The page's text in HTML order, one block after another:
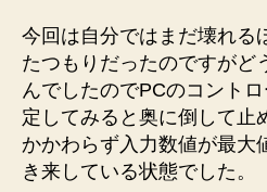
今回は自分ではまだ壊れる
たつもりだったのですがど
んでしたのでPCのコント
定してみると奥に倒して止
かかわらず入力数値が最大
き来している状態でした。